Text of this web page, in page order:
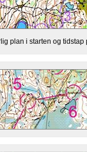
plan i starten og tidstap